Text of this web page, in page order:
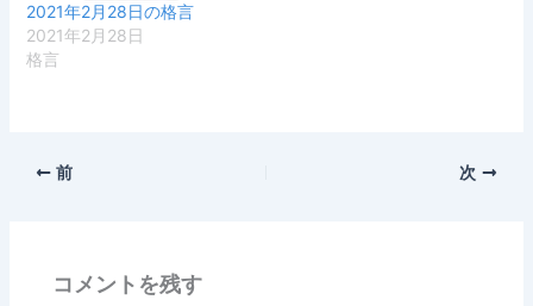
2021年2月28日の格言
2021年2月28日
格言
前 次
コメントを残す